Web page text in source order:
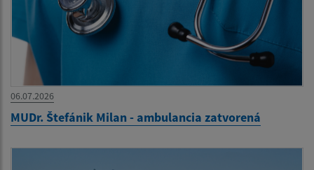
06.07.2026
MUDr. Štefánik Milan - ambulancia zatvorená